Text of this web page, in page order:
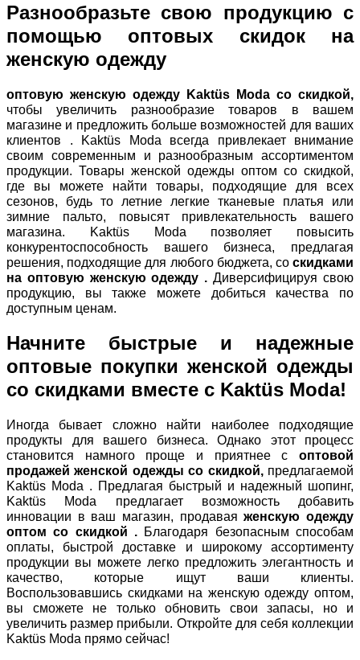
Разнообразьте свою продукцию с
помощью оптовых скидок на
женскую одежду
оптовую женскую одежду Kaktüs Moda со скидкой,
чтобы увеличить разнообразие товаров в вашем
магазине и предложить больше возможностей для ваших
клиентов . Kaktüs Moda всегда привлекает внимание
своим современным и разнообразным ассортиментом
продукции. Товары женской одежды оптом со скидкой,
где вы можете найти товары, подходящие для всех
сезонов, будь то летние легкие тканевые платья или
зимние пальто, повысят привлекательность вашего
магазина. Kaktüs Moda позволяет повысить
конкурентоспособность вашего бизнеса, предлагая
решения, подходящие для любого бюджета, со скидками
на оптовую женскую одежду .Диверсифицируя свою
продукцию, вы также можете добиться качества по
доступным ценам.
Начните быстрые и надежные
оптовые покупки женской одежды
со скидками вместе с Kaktüs Moda!
Иногда бывает сложно найти наиболее подходящие
продукты для вашего бизнеса. Однако этот процесс
становится намного проще и приятнее с оптовой
продажей женской одежды со скидкой, предлагаемой
Kaktüs Moda . Предлагая быстрый и надежный шопинг,
Kaktüs Moda предлагает возможность добавить
инновации в ваш магазин, продаваяженскую одежду
оптом со скидкой . Благодаря безопасным способам
оплаты, быстрой доставке и широкому ассортименту
продукции вы можете легко предложить элегантность и
качество, которые ищут ваши клиенты.
Воспользовавшись скидками на женскую одежду оптом,
вы сможете не только обновить свои запасы, но и
увеличить размер прибыли. Откройте для себя коллекции
Kaktüs Moda прямо сейчас!